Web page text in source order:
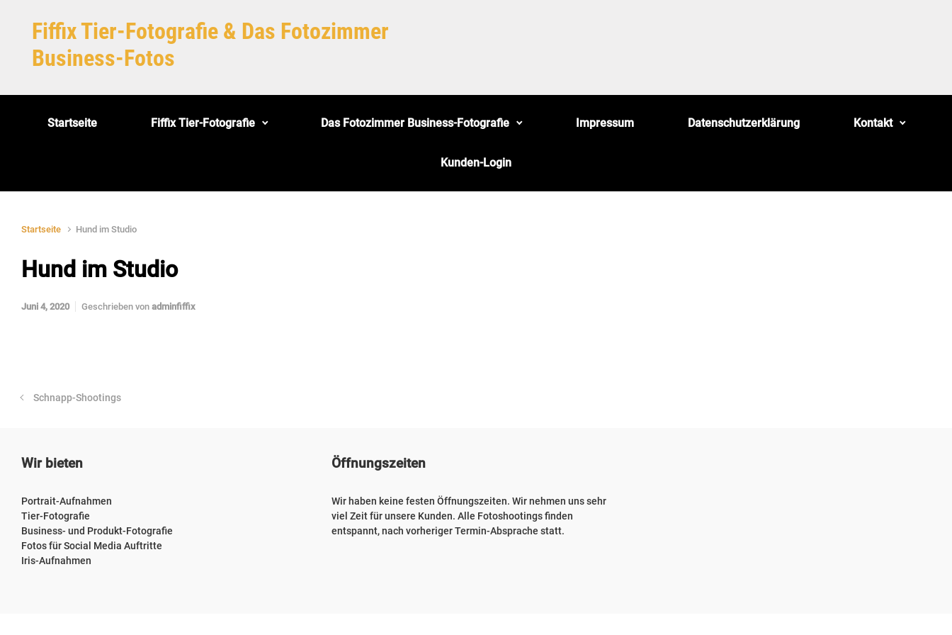
Fiffix Tier-Fotografie & Das Fotozimmer
Business-Fotos
Startseite Fiffix Tier-Fotografie Das Fotozimmer Business-Fotografie Impressum Datenschutzerklärung Kontakt
Kunden-Login
Startseite Hund im Studio
Hund im Studio
Juni 4, 2020 Geschrieben von adminfiffix
Schnapp-Shootings
Wir bieten
Portrait-Aufnahmen
Tier-Fotografie
Business- und Produkt-Fotografie
Fotos für Social Media Auftritte
Iris-Aufnahmen
Öffnungszeiten
Wir haben keine festen Öffnungszeiten. Wir nehmen uns sehr
viel Zeit für unsere Kunden. Alle Fotoshootings finden
entspannt, nach vorheriger Termin-Absprache statt.